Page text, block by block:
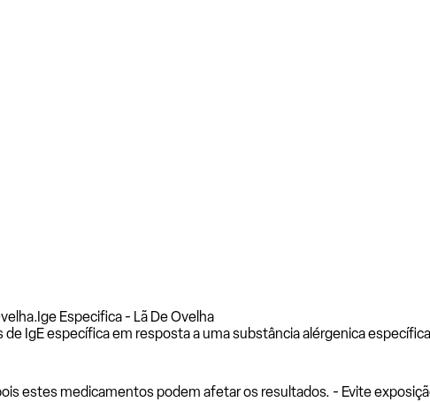
Ige Especifica - Lã De Ovelha
IgE específica em resposta a uma substância alérgenica
estes medicamentos podem afetar os resultados. - Evite